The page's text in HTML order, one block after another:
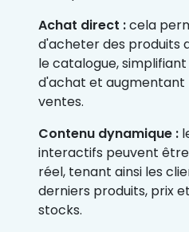
Achat direct :cela
d'acheter des produits
le catalogue,
d'achat et augmentant
ventes.
Contenu dynamique :
interactifs peuvent
réel, tenant ainsi les
derniers produits, prix
stocks.